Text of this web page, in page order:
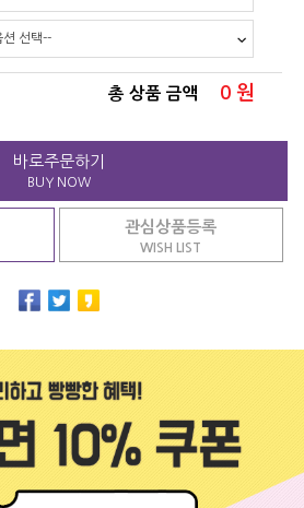
총 상품 금액 0 원
바로주문하기
BUY NOW
관심상품등록
WISH LIST